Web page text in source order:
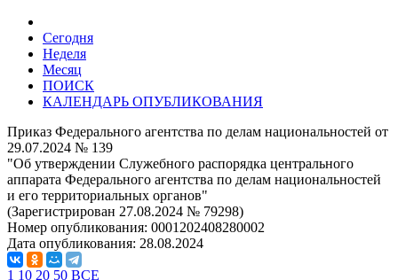
Сегодня
Неделя
Месяц
ПОИСК
КАЛЕНДАРЬ ОПУБЛИКОВАНИЯ
Приказ Федерального агентства по делам национальностей от
29.07.2024 № 139
"Об утверждении Служебного распорядка центрального
аппарата Федерального агентства по делам национальностей
и его территориальных органов"
(Зарегистрирован 27.08.2024 № 79298)
Номер опубликования: 0001202408280002
Дата опубликования: 28.08.2024
1 10 20 50 ВСЕ